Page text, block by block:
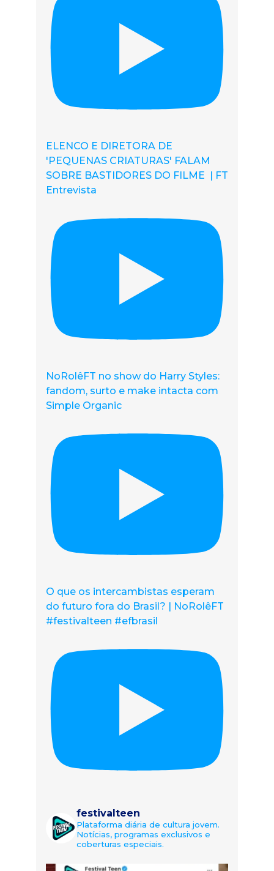
ELENCO E DIRETORA DE
'PEQUENAS CRIATURAS' FALAM
SOBRE BASTIDORES DO FILME | FT
Entrevista
NoRolêFT no show do Harry Styles:
fandom, surto e make intacta com
Simple Organic
O que os intercambistas esperam
do futuro fora do Brasil? | NoRolêFT
#festivalteen #efbrasil
festivalteen
Plataforma diária de cultura jovem.
Notícias, programas exclusivos e
coberturas especiais.